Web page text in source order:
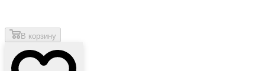
В корзину